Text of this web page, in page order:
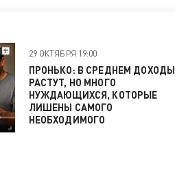
29 ОКТЯБРЯ 19:00
ПРОНЬКО: В СРЕДНЕМ ДОХОДЫ
РАСТУТ, НО МНОГО
НУЖДАЮЩИХСЯ, КОТОРЫЕ
ЛИШЕНЫ САМОГО
НЕОБХОДИМОГО